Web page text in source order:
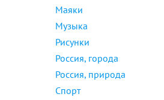
Маяки
Музыка
Рисунки
Россия, города
Россия, природа
Спорт